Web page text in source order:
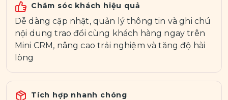
Chăm sóc khách hiệu quả
Dễ dàng cập nhật, quản lý thông tin và ghi chú
nội dung trao đổi cùng khách hàng ngay trên
Mini CRM, nâng cao trải nghiệm và tăng độ hài
lòng
Tích hợp nhanh chóng